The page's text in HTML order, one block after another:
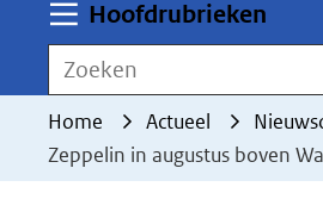
toegestaan
geweigerd.
Hoofdrubrieken
Zoeken
Home Actueel
Zeppelin in augustus boven